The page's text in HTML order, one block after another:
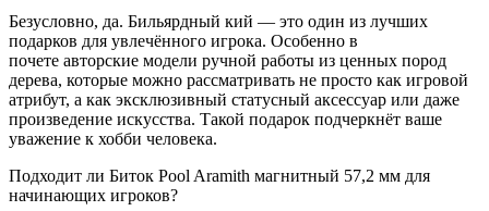
Безусловно, да. Бильярдный кий — это один из лучших
подарков для увлечённого игрока. Особенно в
почете авторские модели ручной работы из ценных пород
дерева, которые можно рассматривать не просто как игровой
атрибут, а как эксклюзивный статусный аксессуар или даже
произведение искусства. Такой подарок подчеркнёт ваше
уважение к хобби человека.
Подходит ли Биток Pool Aramith магнитный 57,2 мм для
начинающих игроков?